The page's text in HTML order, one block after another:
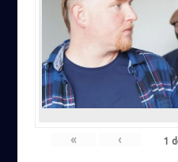
« ‹ 1